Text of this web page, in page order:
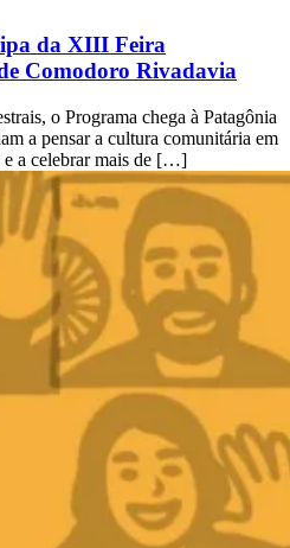
da XIII Feira
Comodoro Rivadavia
o Programa chega à Patagônia
a pensar a cultura comunitária em
e a celebrar mais de […]